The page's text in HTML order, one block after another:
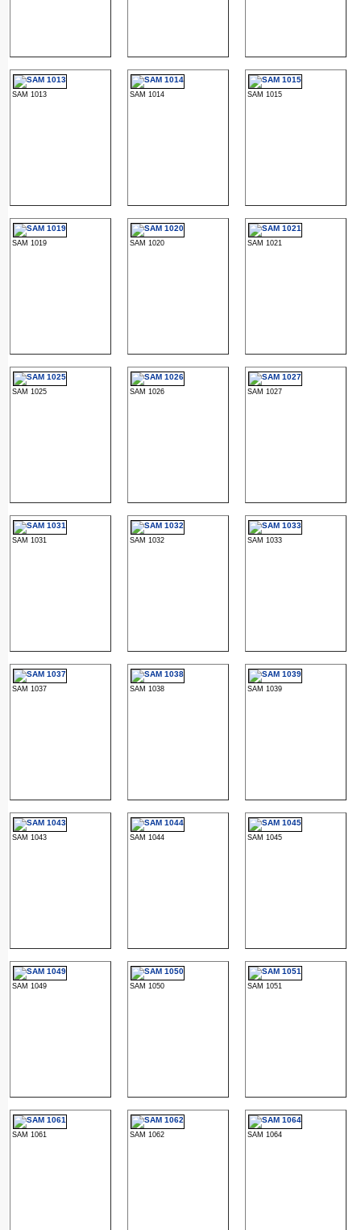
SAM 1013 SAM 1014 SAM 1015
SAM 1019 SAM 1020 SAM 1021
SAM 1025 SAM 1026 SAM 1027
SAM 1031 SAM 1032 SAM 1033
SAM 1037 SAM 1038 SAM 1039
SAM 1043 SAM 1044 SAM 1045
SAM 1049 SAM 1050 SAM 1051
SAM 1061 SAM 1062 SAM 1064